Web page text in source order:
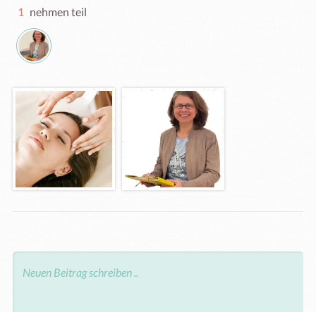
1 nehmen teil